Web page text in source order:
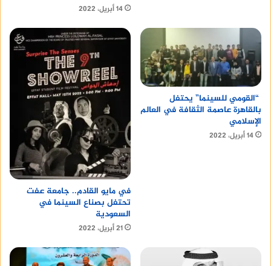
14 أبريل، 2022
“القومي للسينما” يحتفل
بالقاهرة عاصمة الثقافة في العالم
الإسلامي
14 أبريل، 2022
في مايو القادم.. جامعة عفت
تحتفل بصناع السينما في
السعودية
21 أبريل، 2022